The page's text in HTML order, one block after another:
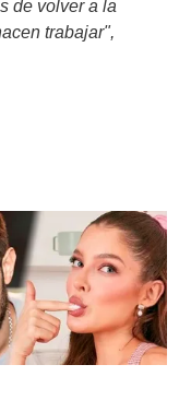
de volver a la
trabajar",